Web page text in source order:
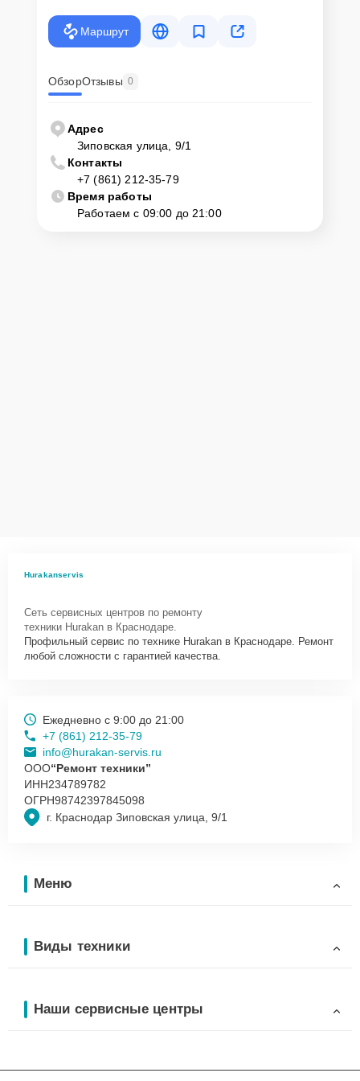
курьерской доставки или оформят выезд мастера в удобное время
и место.
Маршрут
ОбзорОтзывы 0
Адрес
Зиповская улица, 9/1
Контакты
+7 (861) 212-35-79
Время работы
Работаем с 09:00 до 21:00
Hurakanservis
Сеть сервисных центров по ремонту
техники Hurakan в Краснодаре.
Профильный сервис по технике Hurakan в Краснодаре. Ремонт
любой сложности с гарантией качества.
г. Краснодар Зиповская улица, 9/1
Ежедневно с 9:00 до 21:00
+7 (861) 212-35-79
info@hurakan-servis.ru
ООО“Ремонт техники”
ИНН234789782
ОГРН98742397845098
Меню
Виды техники
Наши сервисные центры